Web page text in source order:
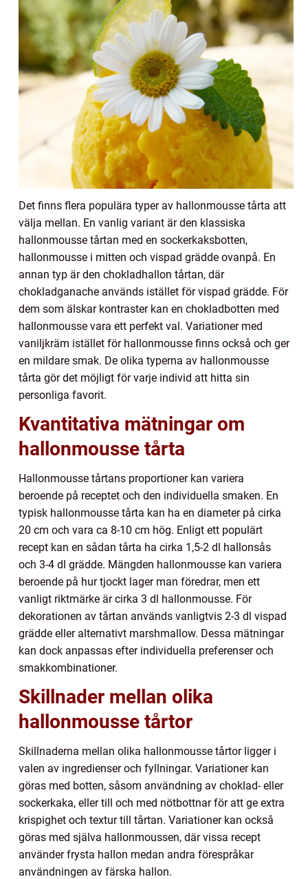
Det finns flera populära typer av hallonmousse tårta att
välja mellan. En vanlig variant är den klassiska
hallonmousse tårtan med en sockerkaksbotten,
hallonmousse i mitten och vispad grädde ovanpå. En
annan typ är den chokladhallon tårtan, där
chokladganache används istället för vispad grädde. För
dem som älskar kontraster kan en chokladbotten med
hallonmousse vara ett perfekt val. Variationer med
vaniljkräm istället för hallonmousse finns också och ger
en mildare smak. De olika typerna av hallonmousse
tårta gör det möjligt för varje individ att hitta sin
personliga favorit.
Kvantitativa mätningar om
hallonmousse tårta
Hallonmousse tårtans proportioner kan variera
beroende på receptet och den individuella smaken. En
typisk hallonmousse tårta kan ha en diameter på cirka
20 cm och vara ca 8-10 cm hög. Enligt ett populärt
recept kan en sådan tårta ha cirka 1,5-2 dl hallonsås
och 3-4 dl grädde. Mängden hallonmousse kan variera
beroende på hur tjockt lager man föredrar, men ett
vanligt riktmärke är cirka 3 dl hallonmousse. För
dekorationen av tårtan används vanligtvis 2-3 dl vispad
grädde eller alternativt marshmallow. Dessa mätningar
kan dock anpassas efter individuella preferenser och
smakkombinationer.
Skillnader mellan olika
hallonmousse tårtor
Skillnaderna mellan olika hallonmousse tårtor ligger i
valen av ingredienser och fyllningar. Variationer kan
göras med botten, såsom användning av choklad- eller
sockerkaka, eller till och med nötbottnar för att ge extra
krispighet och textur till tårtan. Variationer kan också
göras med själva hallonmoussen, där vissa recept
använder frysta hallon medan andra förespråkar
användningen av färska hallon.